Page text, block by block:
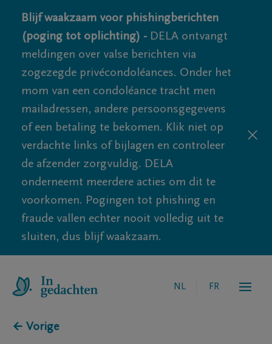
Blijf waakzaam voor phishingberichten
(poging tot oplichting) - DELA ontvangt
meldingen over valse berichten via
zogezegde privécondoléances. Onder het
mom van een condoléance tracht men
mailadressen, andere persoonsgegevens
of een betaling te bekomen. Klik niet op
verdachte links of bijlagen en controleer
de afzender zorgvuldig. DELA
onderneemt meerdere acties om dit te
voorkomen. Pogingen tot phishing en
fraude vallen echter nooit volledig uit te
sluiten, dus blijf waakzaam.
NL FR
← Vorige